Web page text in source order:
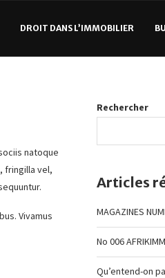
DROIT DANS L’IMMOBILIER
natoque
fringilla vel,
Vivamus
Rechercher
Articles
MAGAZINES
No 006
Qu’entend-on